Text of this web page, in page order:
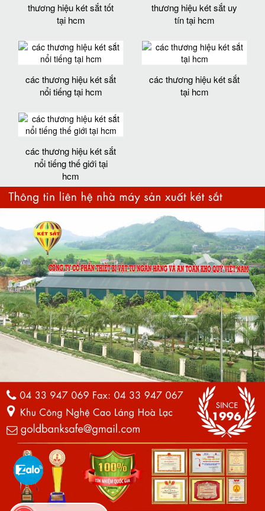
thương hiệu két sắt tốt
tại hcm
thương hiệu két sắt uy
tín tại hcm
các thương hiệu két sắt
nổi tiếng tại hcm
các thương hiệu két sắt
tại hcm
các thương hiệu két sắt
nổi tiếng thế giới tại
hcm